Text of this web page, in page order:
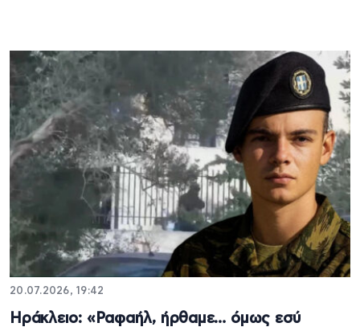
20.07.2026, 19:42
Ηράκλειο: «Ραφαήλ, ήρθαμε… όμως εσύ